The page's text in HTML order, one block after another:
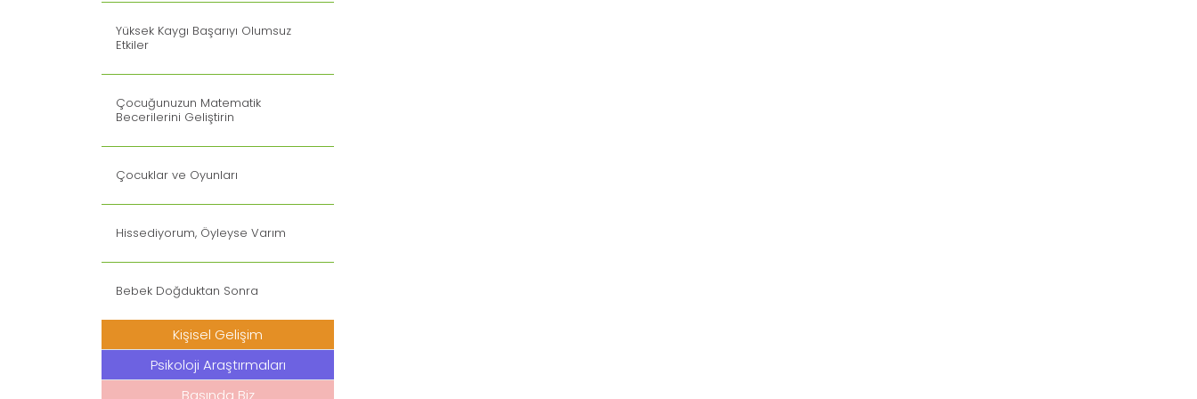
Yüksek Kaygı Başarıyı Olumsuz
Etkiler
Çocuğunuzun Matematik
Becerilerini Geliştirin
Çocuklar ve Oyunları
Hissediyorum, Öyleyse Varım
Bebek Doğduktan Sonra
Kişisel Gelişim
Psikoloji Araştırmaları
Basında Biz